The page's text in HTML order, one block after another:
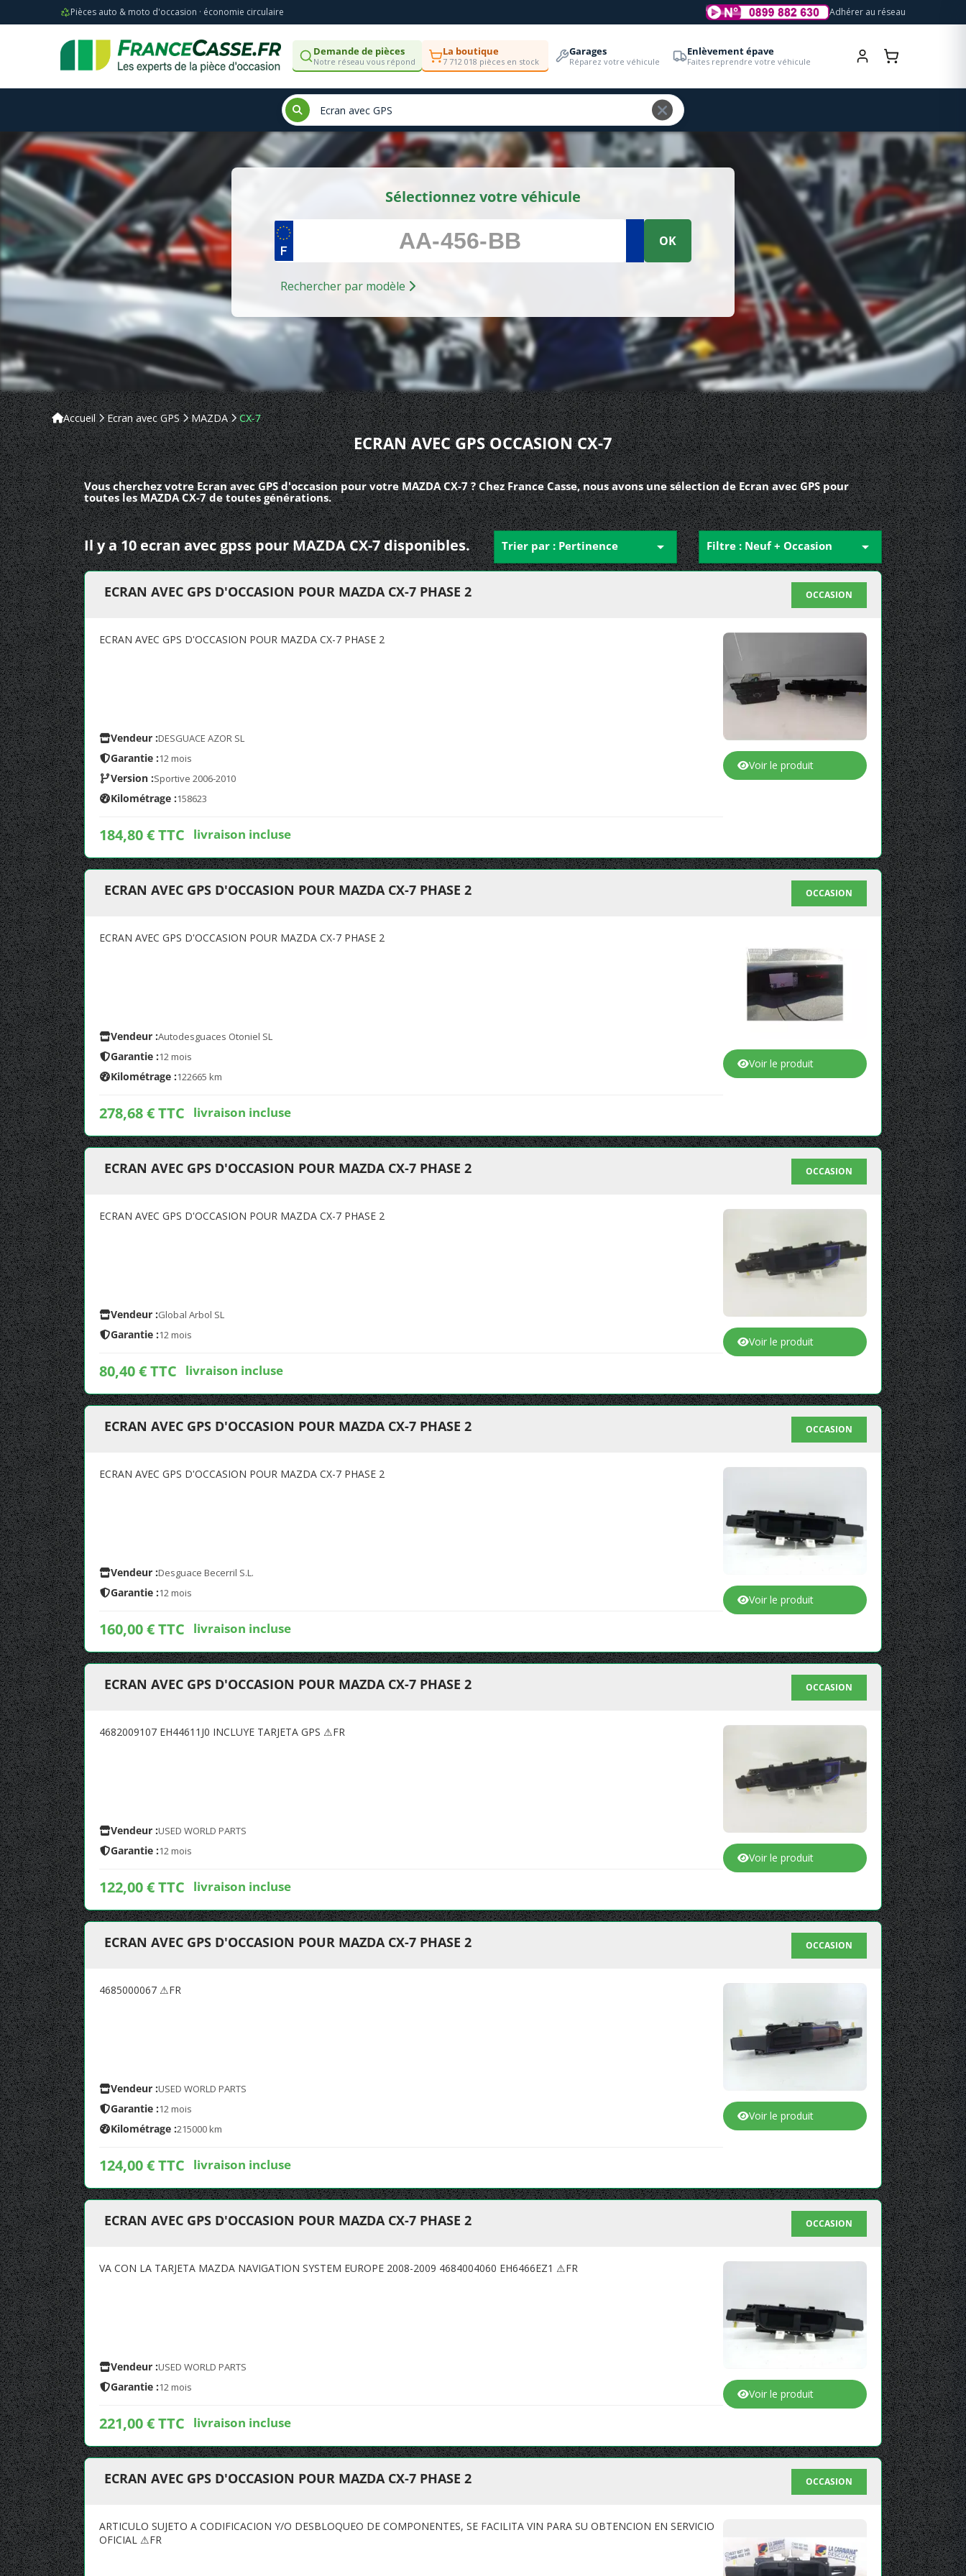
Pièces auto & moto d'occasion · économie circulaire Adhérer au réseau
Demande de pièces
Notre réseau vous répond
La boutique
7 712 018 pièces en stock
Garages
Réparez votre véhicule
Enlèvement épave
Faites reprendre votre véhicule
Sélectionnez votre véhicule
OK
Rechercher par modèle
Accueil Ecran avec GPS MAZDA CX-7
ECRAN AVEC GPS OCCASION CX-7
Vous cherchez votre Ecran avec GPS d'occasion pour votre MAZDA CX-7 ? Chez France Casse, nous avons une sélection de Ecran avec GPS pour
toutes les MAZDA CX-7 de toutes générations.
Il y a 10 ecran avec gpss pour MAZDA CX-7 disponibles. Trier par : Pertinence  Filtre : Neuf + Occasion 
ECRAN AVEC GPS D'OCCASION POUR MAZDA CX-7 PHASE 2 OCCASION
ECRAN AVEC GPS D'OCCASION POUR MAZDA CX-7 PHASE 2
Vendeur :DESGUACE AZOR SL
Garantie :12 mois
Version :Sportive 2006-2010
Kilométrage :158623
184,80 € TTC livraison incluse
Voir le produit
ECRAN AVEC GPS D'OCCASION POUR MAZDA CX-7 PHASE 2 OCCASION
ECRAN AVEC GPS D'OCCASION POUR MAZDA CX-7 PHASE 2
Vendeur :Autodesguaces Otoniel SL
Garantie :12 mois
Kilométrage :122665 km
278,68 € TTC livraison incluse
Voir le produit
ECRAN AVEC GPS D'OCCASION POUR MAZDA CX-7 PHASE 2 OCCASION
ECRAN AVEC GPS D'OCCASION POUR MAZDA CX-7 PHASE 2
Vendeur :Global Arbol SL
Garantie :12 mois
80,40 € TTC livraison incluse
Voir le produit
ECRAN AVEC GPS D'OCCASION POUR MAZDA CX-7 PHASE 2 OCCASION
ECRAN AVEC GPS D'OCCASION POUR MAZDA CX-7 PHASE 2
Vendeur :Desguace Becerril S.L.
Garantie :12 mois
160,00 € TTC livraison incluse
Voir le produit
ECRAN AVEC GPS D'OCCASION POUR MAZDA CX-7 PHASE 2 OCCASION
4682009107 EH44611J0 INCLUYE TARJETA GPS ⚠FR
Vendeur :USED WORLD PARTS
Garantie :12 mois
122,00 € TTC livraison incluse
Voir le produit
ECRAN AVEC GPS D'OCCASION POUR MAZDA CX-7 PHASE 2 OCCASION
4685000067 ⚠FR
Vendeur :USED WORLD PARTS
Garantie :12 mois
Kilométrage :215000 km
124,00 € TTC livraison incluse
Voir le produit
ECRAN AVEC GPS D'OCCASION POUR MAZDA CX-7 PHASE 2 OCCASION
VA CON LA TARJETA MAZDA NAVIGATION SYSTEM EUROPE 2008-2009 4684004060 EH6466EZ1 ⚠FR
Vendeur :USED WORLD PARTS
Garantie :12 mois
221,00 € TTC livraison incluse
Voir le produit
ECRAN AVEC GPS D'OCCASION POUR MAZDA CX-7 PHASE 2 OCCASION
ARTICULO SUJETO A CODIFICACION Y/O DESBLOQUEO DE COMPONENTES, SE FACILITA VIN PARA SU OBTENCION EN SERVICIO
OFICIAL ⚠FR